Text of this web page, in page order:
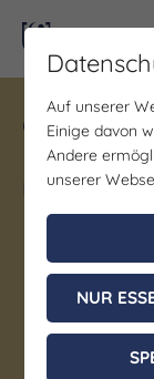
Gewinne
Unstrut!
möglich.
Auf unserer
Einige davon
Andere
unserer
NUR